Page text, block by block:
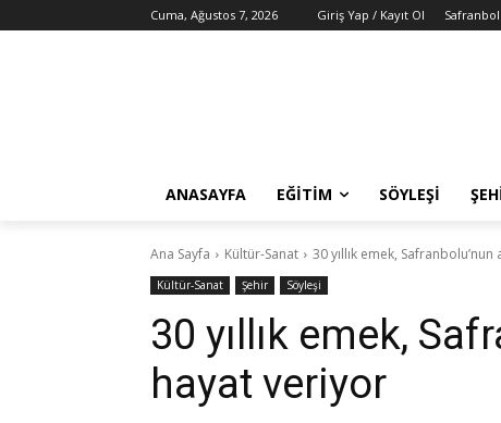
Cuma, Ağustos 7, 2026 Giriş Yap / Kayıt Ol
ANASAYFA EĞITIM SÖYLEŞI
Ana Sayfa Kültür-Sanat 30 yıllık emek,
Kültür-Sanat Şehir Söyleşi
30 yıllık emek,
hayat veriyor